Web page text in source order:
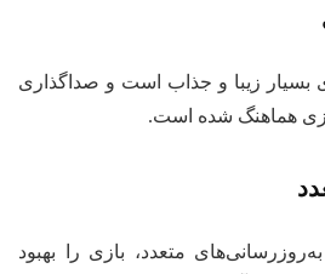
بسیار زیبا و جذاب است و صداگذاری
هماهنگ شده است.
متعدد، بازی را بهبود